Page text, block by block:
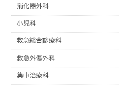
消化器外科
小児科
救急総合診療科
救急外傷外科
集中治療科